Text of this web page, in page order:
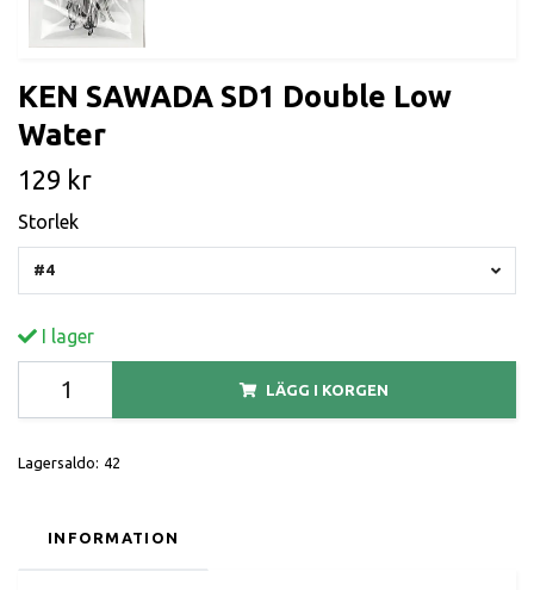
KEN SAWADA SD1 Double Low
Water
129 kr
Storlek
#4
I lager
LÄGG I KORGEN
Lagersaldo: 42
INFORMATION